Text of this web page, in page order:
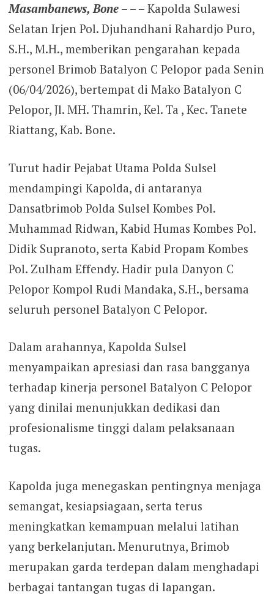
Masambanews, Bone– – – Kapolda Sulawesi
Selatan Irjen Pol. Djuhandhani Rahardjo Puro,
S.H., M.H., memberikan pengarahan kepada
personel Brimob Batalyon C Pelopor pada Senin
(06/04/2026), bertempat di Mako Batalyon C
Pelopor, Jl. MH. Thamrin, Kel. Ta , Kec. Tanete
Riattang, Kab. Bone.
Turut hadir Pejabat Utama Polda Sulsel
mendampingi Kapolda, di antaranya
Dansatbrimob Polda Sulsel Kombes Pol.
Muhammad Ridwan, Kabid Humas Kombes Pol.
Didik Supranoto, serta Kabid Propam Kombes
Pol. Zulham Effendy. Hadir pula Danyon C
Pelopor Kompol Rudi Mandaka, S.H., bersama
seluruh personel Batalyon C Pelopor.
Dalam arahannya, Kapolda Sulsel
menyampaikan apresiasi dan rasa bangganya
terhadap kinerja personel Batalyon C Pelopor
yang dinilai menunjukkan dedikasi dan
profesionalisme tinggi dalam pelaksanaan
tugas.
Kapolda juga menegaskan pentingnya menjaga
semangat, kesiapsiagaan, serta terus
meningkatkan kemampuan melalui latihan
yang berkelanjutan. Menurutnya, Brimob
merupakan garda terdepan dalam menghadapi
berbagai tantangan tugas di lapangan.